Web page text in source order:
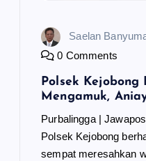
Saelan
0 Comments
Polsek Kejobong
Mengamuk,
Purbalingga |
Polsek Kejobong
sempat meresahkan